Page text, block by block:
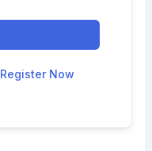
Register Now